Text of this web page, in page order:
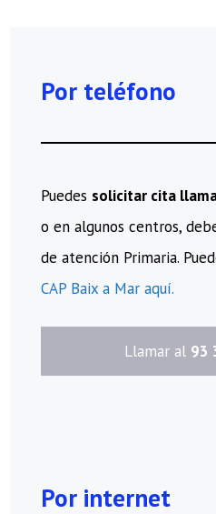
Por teléfono
Puedes solicitar cita
o en algunos centros,
de atención Primaria.
CAP Baix a Mar aquí.
​Llamar al 93
Por internet